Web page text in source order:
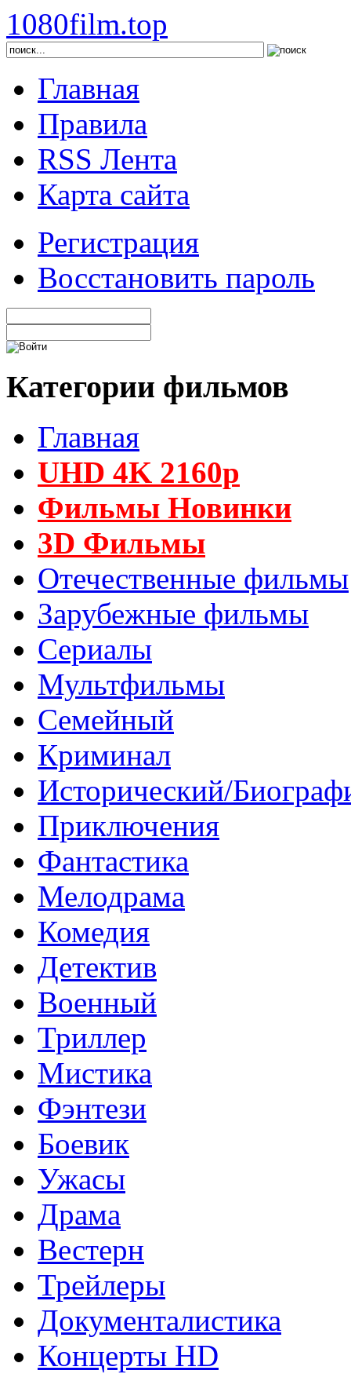
1080film.top
Главная
Правила
RSS Лента
Карта сайта
Регистрация
Восстановить пароль
Категории фильмов
Главная
UHD 4K 2160p
Фильмы Новинки
3D Фильмы
Отечественные фильмы
Зарубежные фильмы
Сериалы
Мультфильмы
Семейный
Криминал
Исторический/
Приключения
Фантастика
Мелодрама
Комедия
Детектив
Военный
Триллер
Мистика
Фэнтези
Боевик
Ужасы
Драма
Вестерн
Трейлеры
Документалистика
Концерты HD